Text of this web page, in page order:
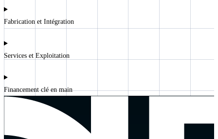
Fabrication et Intégration
Services et Exploitation
Financement clé en main